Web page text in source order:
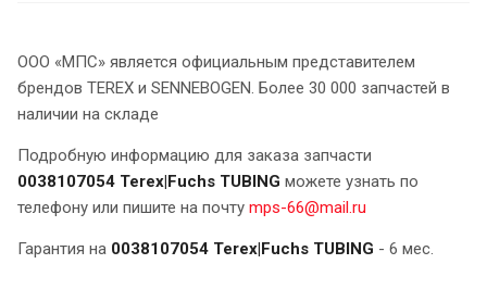
ООО «МПС» является официальным представителем
брендов TEREX и SENNEBOGEN. Более 30 000 запчастей в
наличии на складе
Подробную информацию для заказа запчасти
0038107054 Terex|Fuchs TUBING можете узнать по
телефону или пишите на почту mps-66@mail.ru
Гарантия на 0038107054 Terex|Fuchs TUBING - 6 мес.